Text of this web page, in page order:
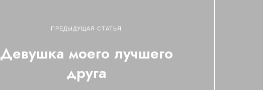
ПРЕДЫДУЩАЯ СТАТЬЯ
Девушка моего лучшего
друга